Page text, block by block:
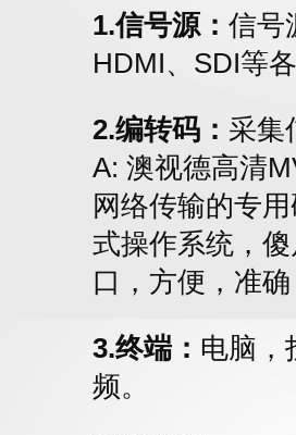
1.信号源： 信号
HDMI、SDI等
2.编转码： 采集
A: 澳视德高清
网络传输的专
式操作系统，
口，方便，准
3.终端： 电脑，
频。